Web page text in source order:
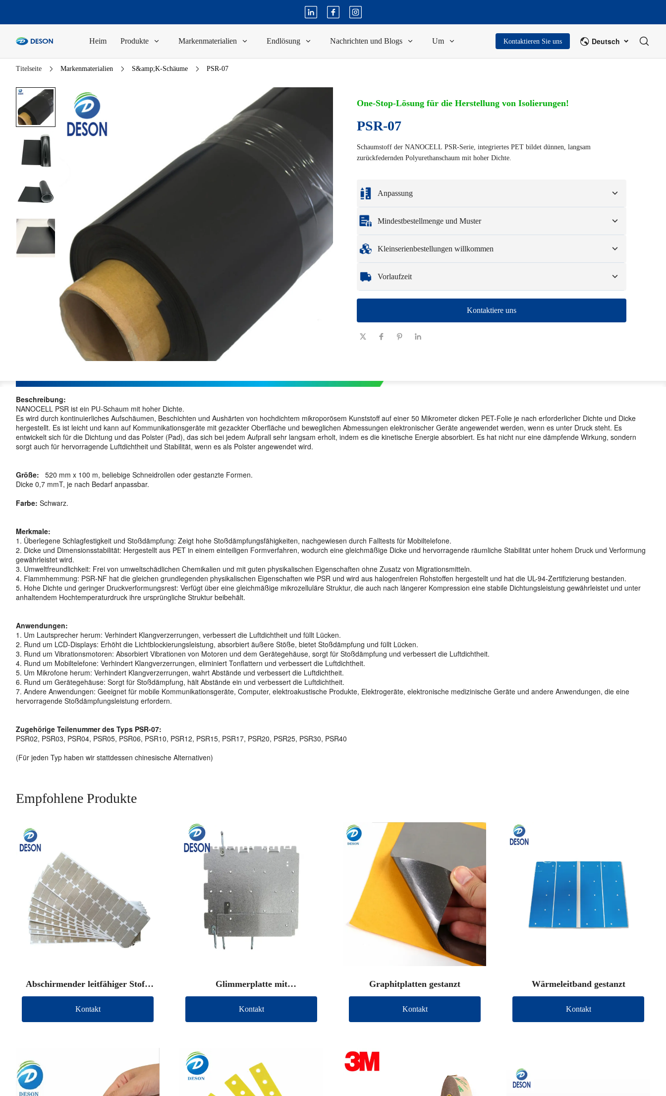
Heim Produkte Markenmaterialien Endlösung Nachrichten und Blogs Um Kontaktieren Sie uns Deutsch
Titelseite Markenmaterialien S&amp;K-Schäume PSR-07
One-Stop-Lösung für die Herstellung von Isolierungen!
PSR-07
Schaumstoff der NANOCELL PSR-Serie, integriertes PET bildet dünnen, langsam
zurückfedernden Polyurethanschaum mit hoher Dichte.
Anpassung
Zu den vollständigen Anpassungsoptionen gehören Farben, Größen, Formen,
Verpackungsoptionen und Logo.
Mindestbestellmenge und Muster
Muster: Für verfügbare, kundenspezifische Muster können eine Gebühr und
Logistikkosten anfallen.
Kleinserienbestellungen willkommen
schnell und effizient die Produkte zu erhalten, die Sie benötigen.
Vorlaufzeit
101 - 1000
Vorlaufzeit
7-10
Kontaktiere uns
Beschreibung:
NANOCELL PSR ist ein PU-Schaum mit hoher Dichte.
Es wird durch kontinuierliches Aufschäumen, Beschichten und Aushärten von hochdichtem mikroporösem Kunststoff auf einer 50 Mikrometer dicken PET-Folie je nach erforderlicher Dichte und Dicke
hergestellt. Es ist leicht und kann auf Kommunikationsgeräte mit gezackter Oberfläche und beweglichen Abmessungen elektronischer Geräte angewendet werden, wenn es unter Druck steht. Es
entwickelt sich für die Dichtung und das Polster (Pad), das sich bei jedem Aufprall sehr langsam erholt, indem es die kinetische Energie absorbiert. Es hat nicht nur eine dämpfende Wirkung, sondern
sorgt auch für hervorragende Luftdichtheit und Stabilität, wenn es als Polster angewendet wird.
Größe: 520 mm x 100 m, beliebige Schneidrollen oder gestanzte Formen.
Dicke 0,7 mmT, je nach Bedarf anpassbar.
Farbe: Schwarz.
Merkmale:
1. Überlegene Schlagfestigkeit und Stoßdämpfung: Zeigt hohe Stoßdämpfungsfähigkeiten, nachgewiesen durch Falltests für Mobiltelefone.
2. Dicke und Dimensionsstabilität: Hergestellt aus PET in einem einteiligen Formverfahren, wodurch eine gleichmäßige Dicke und hervorragende räumliche Stabilität unter hohem Druck und Verformung
gewährleistet wird.
3. Umweltfreundlichkeit: Frei von umweltschädlichen Chemikalien und mit guten physikalischen Eigenschaften ohne Zusatz von Migrationsmitteln.
4. Flammhemmung: PSR-NF hat die gleichen grundlegenden physikalischen Eigenschaften wie PSR und wird aus halogenfreien Rohstoffen hergestellt und hat die UL-94-Zertifizierung bestanden.
5. Hohe Dichte und geringer Druckverformungsrest: Verfügt über eine gleichmäßige mikrozelluläre Struktur, die auch nach längerer Kompression eine stabile Dichtungsleistung gewährleistet und unter
anhaltendem Hochtemperaturdruck ihre ursprüngliche Struktur beibehält.
Anwendungen:
1. Um Lautsprecher herum: Verhindert Klangverzerrungen, verbessert die Luftdichtheit und füllt Lücken.
2. Rund um LCD-Displays: Erhöht die Lichtblockierungsleistung, absorbiert äußere Stöße, bietet Stoßdämpfung und füllt Lücken.
3. Rund um Vibrationsmotoren: Absorbiert Vibrationen von Motoren und dem Gerätegehäuse, sorgt für Stoßdämpfung und verbessert die Luftdichtheit.
4. Rund um Mobiltelefone: Verhindert Klangverzerrungen, eliminiert Tonflattern und verbessert die Luftdichtheit.
5. Um Mikrofone herum: Verhindert Klangverzerrungen, wahrt Abstände und verbessert die Luftdichtheit.
6. Rund um Gerätegehäuse: Sorgt für Stoßdämpfung, hält Abstände ein und verbessert die Luftdichtheit.
7. Andere Anwendungen: Geeignet für mobile Kommunikationsgeräte, Computer, elektroakustische Produkte, Elektrogeräte, elektronische medizinische Geräte und andere Anwendungen, die eine
hervorragende Stoßdämpfungsleistung erfordern.
Zugehörige Teilenummer des Typs PSR-07:
PSR02, PSR03, PSR04, PSR05, PSR06, PSR10, PSR12, PSR15, PSR17, PSR20, PSR25, PSR30, PSR40
(Für jeden Typ haben wir stattdessen chinesische Alternativen)
Empfohlene Produkte
Abschirmender leitfähiger Stoff,
gestanzt
Kontakt
Glimmerplatte mit
Anschlussdraht
Kontakt
Graphitplatten gestanzt
Kontakt
Wärmeleitband gestanzt
Kontakt